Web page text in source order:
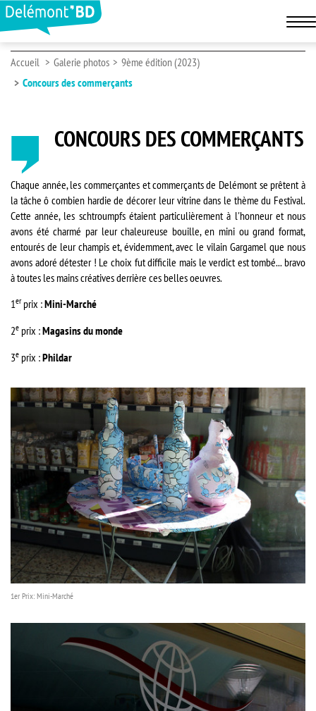
Accueil Galerie photos
9ème édition (2023)
Concours des commerçants
CONCOURS DES COMMERÇANTS
Chaque année, les commerçantes et commerçants de Delémont se prêtent à
la tâche ô combien hardie de décorer leur vitrine dans le thème du Festival.
Cette année, les schtroumpfs étaient particulièrement à l'honneur et nous
avons été charmé par leur chaleureuse bouille, en mini ou grand format,
entourés de leur champis et, évidemment, avec le vilain Gargamel que nous
avons adoré détester ! Le choix fut difficile mais le verdict est tombé... bravo
à toutes les mains créatives derrière ces belles oeuvres.
1er prix :Mini-Marché
2e prix :Magasins du monde
3e prix :Phildar
1er Prix: Mini-Marché